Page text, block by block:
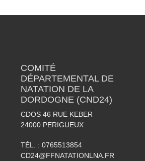
COMITÉ
DÉPARTEMENTAL DE
NATATION DE LA
DORDOGNE (CND24)
CDOS 46 RUE KEBER
24000 PERIGUEUX
TÉL. : 0765513854
CD24@FFNATATIONLNA.FR